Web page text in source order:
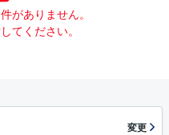
がありません。
てください。
変更